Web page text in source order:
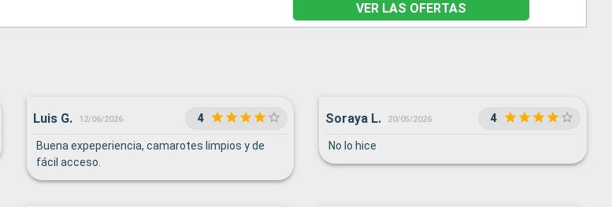
VER LAS OFERTAS
Luis G. 12/06/2026 4
Buena expeperiencia, camarotes limpios y de
fácil acceso.
Soraya L. 20/05/2026 4
No lo hice